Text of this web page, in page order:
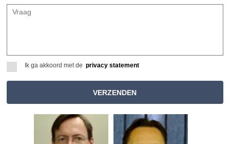
Ik ga akkoord met deprivacy statement